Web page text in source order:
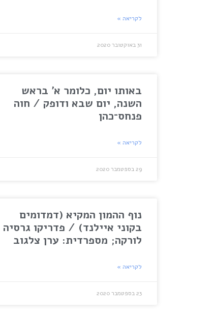
לקריאה »
31 באוקטובר 2020
באותו יום, כלומר א' בראש
השנה, יום שבא ודופק / חוה
פנחס־כהן
לקריאה »
29 בספטמבר 2020
נוף ההמון המקיא (דמדומים
בקוני איילנד) / פדריקו גרסיה
לורקה; מספרדית: ערן צלגוב
לקריאה »
23 בספטמבר 2020